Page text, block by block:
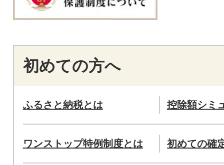
初めての方へ
ふるさと納税とは 控除額シミ
ワンストップ特例制度とは 初めての確